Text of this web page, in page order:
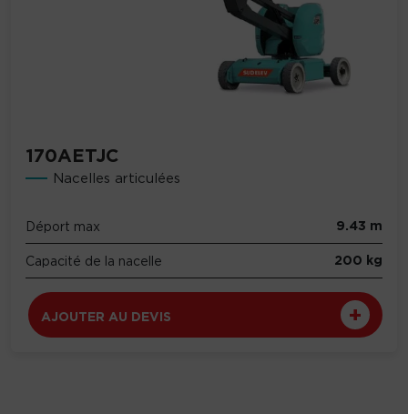
170AETJC
Nacelles articulées
Déport max 9.43 m
Capacité de la nacelle 200 kg
AJOUTER AU DEVIS